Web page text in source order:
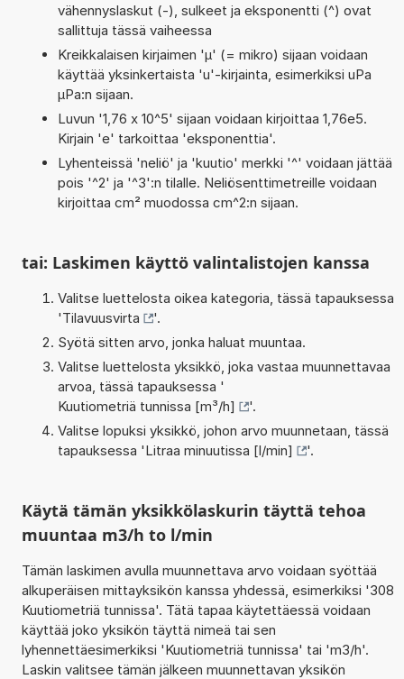
vähennyslaskut (-), sulkeet ja eksponentti (^) ovat
sallittuja tässä vaiheessa
Kreikkalaisen kirjaimen 'µ' (= mikro) sijaan voidaan
käyttää yksinkertaista 'u'-kirjainta, esimerkiksi uPa
µPa:n sijaan.
Luvun '1,76 x 10^5' sijaan voidaan kirjoittaa 1,76e5.
Kirjain 'e' tarkoittaa 'eksponenttia'.
Lyhenteissä 'neliö' ja 'kuutio' merkki '^' voidaan jättää
pois '^2' ja '^3':n tilalle. Neliösenttimetreille voidaan
kirjoittaa cm² muodossa cm^2:n sijaan.
tai: Laskimen käyttö valintalistojen kanssa
Valitse luettelosta oikea kategoria, tässä tapauksessa
'Tilavuusvirta
'.
Syötä sitten arvo, jonka haluat muuntaa.
Valitse luettelosta yksikkö, joka vastaa muunnettavaa
arvoa, tässä tapauksessa '
Kuutiometriä tunnissa [m³/h]
'.
Valitse lopuksi yksikkö, johon arvo muunnetaan, tässä
tapauksessa 'Litraa minuutissa [l/min] '.
Käytä tämän yksikkölaskurin täyttä tehoa
muuntaa m3/h to l/min
Tämän laskimen avulla muunnettava arvo voidaan syöttää
alkuperäisen mittayksikön kanssa yhdessä, esimerkiksi '308
Kuutiometriä tunnissa'. Tätä tapaa käytettäessä voidaan
käyttää joko yksikön täyttä nimeä tai sen
lyhennettäesimerkiksi 'Kuutiometriä tunnissa' tai 'm3/h'.
Laskin valitsee tämän jälkeen muunnettavan yksikön